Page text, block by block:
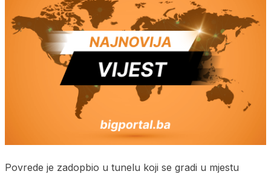
Povrede je zadopbio u tunelu koji se gradi u mjestu